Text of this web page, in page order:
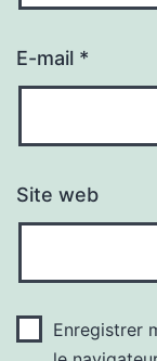
E-mail *
Site web
Enregistrer